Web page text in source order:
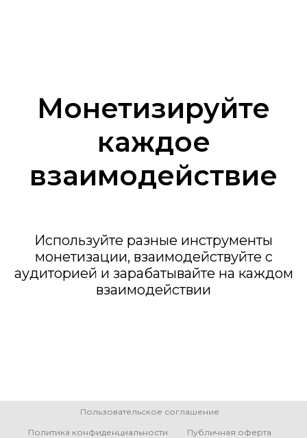
Монетизируйте
каждое
взаимодействие
Используйте разные инструменты
монетизации, взаимодействуйте с
аудиторией и зарабатывайте на каждом
взаимодействии
Пользовательское соглашение
Политика конфиденциальности
Публичная оферта